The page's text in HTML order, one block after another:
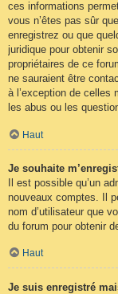
ces informations
vous n’êtes pas sûr
enregistrez ou que
juridique pour obtenir
propriétaires de ce
ne sauraient être
à l’exception de celles
les abus ou les
Haut
Je souhaite
Il est possible qu’un
nouveaux comptes. Il
nom d’utilisateur que
du forum pour obtenir
Haut
Je suis enregistré